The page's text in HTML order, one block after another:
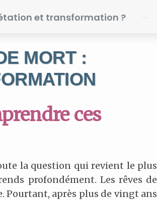
et transformation ?
MORT :
ces
la question qui revient le plus
profondément. Les rêves de
Pourtant, après plus de vingt ans